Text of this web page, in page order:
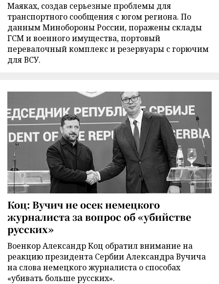
Маяках, создав серьезные проблемы для
транспортного сообщения с югом региона. По
данным Минобороны России, поражены склады
ГСМ и военного имущества, портовый
перевалочный комплекс и резервуары с горючим
для ВСУ.
Коц: Вучич не осек немецкого
журналиста за вопрос об «убийстве
русских»
Военкор Александр Коц обратил внимание на
реакцию президента Сербии Александра Вучича
на слова немецкого журналиста о способах
«убивать больше русских».